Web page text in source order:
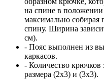
на спине в положении
максимально собирая
спину. Ширина
см).
- Пояс выполнен из
каркасов.
- Количество крючков
размера (2х3) и (3х3).